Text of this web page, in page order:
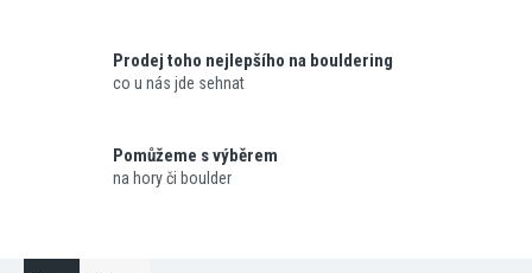
Prodej toho nejlepšího na bouldering
co u nás jde sehnat
Pomůžeme s výběrem
na hory či boulder